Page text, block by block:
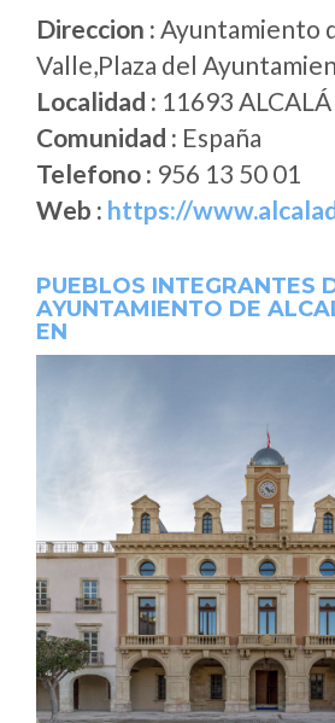
Direccion : Ayuntamiento
Valle,Plaza del
Localidad : 11693
Comunidad : España
Telefono : 956 13 50 01
Web : https://
PUEBLOS INTEGRANTES
AYUNTAMIENTO DE
EN